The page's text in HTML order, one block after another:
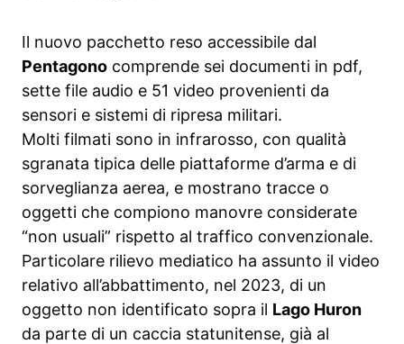
Il nuovo pacchetto reso accessibile dal
Pentagono comprende sei documenti in pdf,
sette file audio e 51 video provenienti da
sensori e sistemi di ripresa militari.
Molti filmati sono in infrarosso, con qualità
sgranata tipica delle piattaforme d’arma e di
sorveglianza aerea, e mostrano tracce o
oggetti che compiono manovre considerate
“non usuali” rispetto al traffico convenzionale.
Particolare rilievo mediatico ha assunto il video
relativo all’abbattimento, nel 2023, di un
oggetto non identificato sopra il Lago Huron
da parte di un caccia statunitense, già al